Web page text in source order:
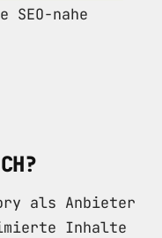
nahe
als Anbieter
Inhalte